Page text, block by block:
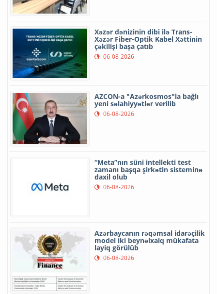
Xəzər dənizinin dibi ilə Trans-
Xəzər Fiber-Optik Kabel Xəttinin
çəkilişi başa çatıb
06-08-2026
AZCON-a "Azərkosmos"la bağlı
yeni səlahiyyətlər verilib
06-08-2026
“Meta”nın süni intellekti test
zamanı başqa şirkətin sisteminə
daxil olub
06-08-2026
Azərbaycanın rəqəmsal idarəçilik
model iki beynəlxalq mükafata
layiq görülüb
06-08-2026